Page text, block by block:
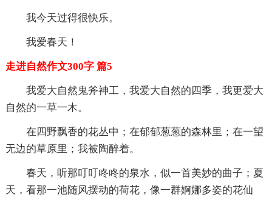
我今天过得很快乐。
我爱春天！
走进自然作文300字 篇5
我爱大自然鬼斧神工，我爱大自然的四季，我更爱大
自然的一草一木。
在四野飘香的花丛中；在郁郁葱葱的森林里；在一望
无边的草原里；我被陶醉着。
春天，听那叮叮咚咚的泉水，似一首美妙的曲子；夏
天，看那一池随风摆动的荷花，像一群婀娜多姿的花仙